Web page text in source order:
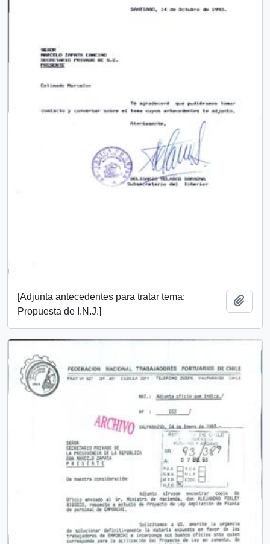
[Adjunta antecedentes para tratar tema:
Propuesta de I.N.J.]